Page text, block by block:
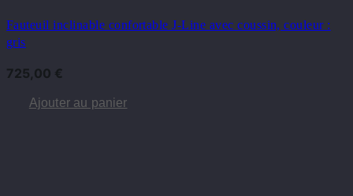
Fauteuil inclinable confortable J-Line avec coussin, couleur :
gris
725,00 €
Ajouter au panier